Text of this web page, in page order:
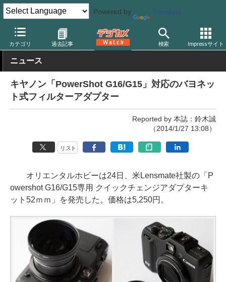
Powered by Translate
カテゴリ 過去記事 検索 Impressサイト
デジカメ Watch レンズ レンズフィルター その他
ニュース
キヤノン「PowerShot G16/G15」対応のバヨネッ
ト式フィルターアダプター
Reported by 本誌：鈴木誠
（2014/1/27 13:08）
リスト
オリエンタルホビーは24日、米Lensmate社製の「P
owershot G16/G15専用 クイックチェンジアダプターキ
ット52ｍｍ」を発売した。価格は5,250円。